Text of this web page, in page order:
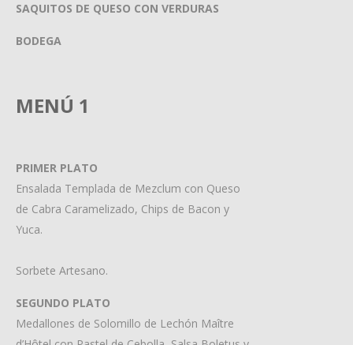
SAQUITOS DE QUESO CON VERDURAS
BODEGA
MENÚ 1
PRIMER PLATO
Ensalada Templada de Mezclum con Queso
de Cabra Caramelizado, Chips de Bacon y
Yuca.
Sorbete Artesano.
SEGUNDO PLATO
Medallones de Solomillo de Lechón Maître